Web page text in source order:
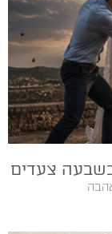
בשבעה צעדים